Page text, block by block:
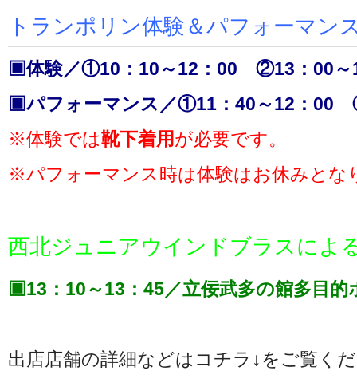
トランポリン体験＆パフォーマン
▣体験／①10：10～12：00 ②13：00
▣パフォーマンス／①11：40～12：00
※体験では靴下着用が必要です。
※パフォーマンス時は体験はお休みとな
西北ジュニアウインドブラスによ
▣13：10～13：45／立佞武多の館多目的
出店店舗の詳細などはコチラ↓をご覧く